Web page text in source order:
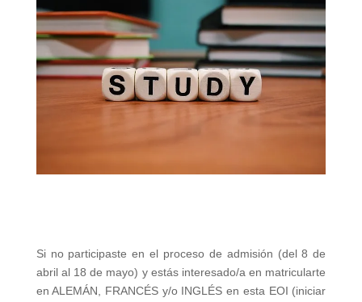
Si no participaste en el proceso de admisión (del 8 de
abril al 18 de mayo) y estás interesado/a en matricularte
en ALEMÁN, FRANCÉS y/o INGLÉS en esta EOI (iniciar